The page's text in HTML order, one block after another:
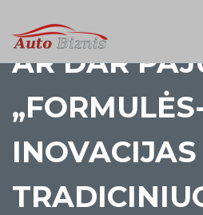
AR DAR
INOVACIJAS